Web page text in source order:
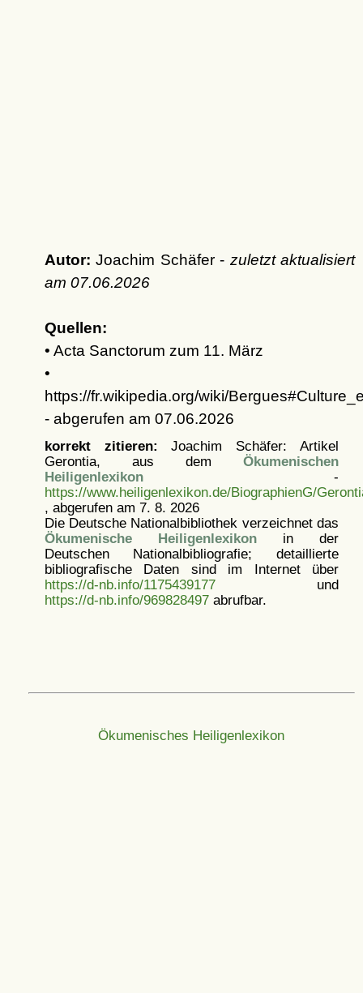
Autor: Joachim Schäfer - zuletzt aktualisiert
am 07.06.2026
Quellen:
• Acta Sanctorum zum 11. März
•
https://fr.wikipedia.org/wiki/
- abgerufen am 07.06.2026
korrekt zitieren: Joachim Schäfer: Artikel
Gerontia, aus dem Ökumenischen
Heiligenlexikon-
https://www.heiligenlexikon.de/BiographienG/
, abgerufen am 7. 8. 2026
Die Deutsche Nationalbibliothek verzeichnet das
Ökumenische Heiligenlexikonin der
Deutschen Nationalbibliografie; detaillierte
bibliografische Daten sind im Internet über
https://d-nb.info/1175439177und
https://d-nb.info/969828497abrufbar.
Ökumenisches Heiligenlexikon